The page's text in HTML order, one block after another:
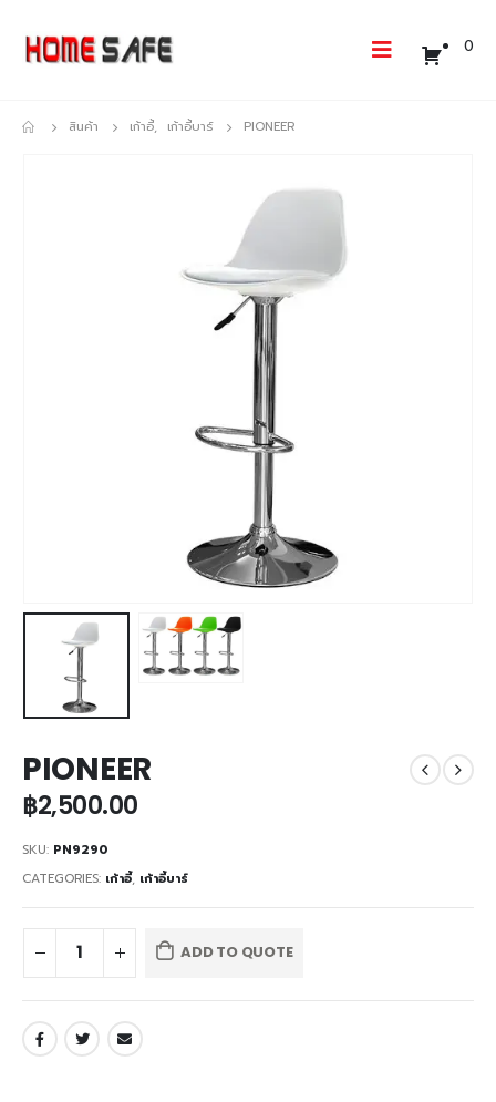
0
สินค้า เก้าอี้, เก้าอี้บาร์ PIONEER
PIONEER
฿2,500.00
SKU: PN9290
CATEGORIES: เก้าอี้, เก้าอี้บาร์
ADD TO QUOTE